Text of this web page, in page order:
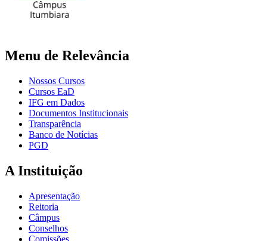
Menu de Relevância
Nossos Cursos
Cursos EaD
IFG em Dados
Documentos Institucionais
Transparência
Banco de Notícias
PGD
A Instituição
Apresentação
Reitoria
Câmpus
Conselhos
Comissões